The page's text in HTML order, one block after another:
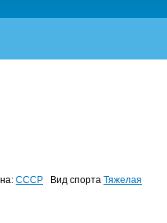
СССР Вид спорта Тяжелая